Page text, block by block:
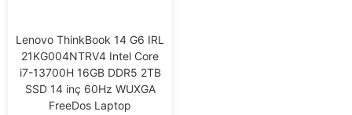
Lenovo ThinkBook 14 G6 IRL
21KG004NTRV4 Intel Core
i7-13700H 16GB DDR5 2TB
SSD 14 inç 60Hz WUXGA
FreeDos Laptop